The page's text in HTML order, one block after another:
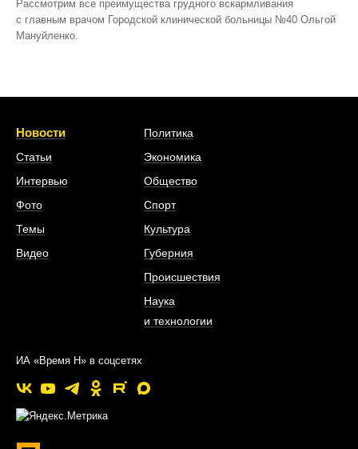
Рассмотрим все преимущества грудного вскармливания
с главным врачом Городской клинической больницы №40 Ольгой
Мануйленко.
Новости
Статьи
Интервью
Фото
Темы
Видео
Политика
Экономика
Общество
Спорт
Культура
Губерния
Происшествия
Наука
и технологии
ИА «Время Н» в соцсетях